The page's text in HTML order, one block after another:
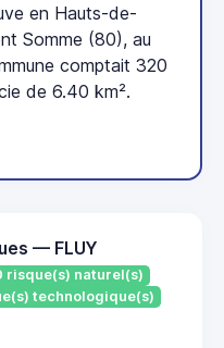
en Hauts-de-
Somme (80), au
comptait 320
de 6.40 km².
— FLUY
risque(s) naturel(s)
technologique(s)